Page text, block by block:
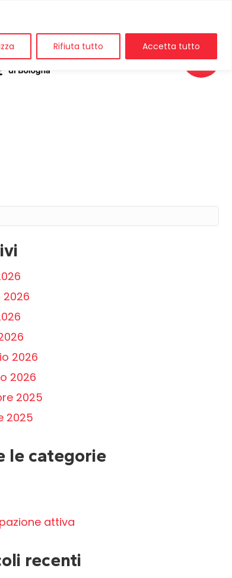
Rifiuta tutto Accetta tutto
2026
2026
2026
2025
2025
le categorie
attiva
recenti